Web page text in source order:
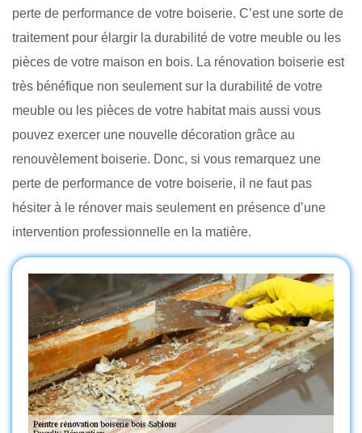
perte de performance de votre boiserie. C’est une sorte de
traitement pour élargir la durabilité de votre meuble ou les
pièces de votre maison en bois. La rénovation boiserie est
très bénéfique non seulement sur la durabilité de votre
meuble ou les pièces de votre habitat mais aussi vous
pouvez exercer une nouvelle décoration grâce au
renouvèlement boiserie. Donc, si vous remarquez une
perte de performance de votre boiserie, il ne faut pas
hésiter à le rénover mais seulement en présence d’une
intervention professionnelle en la matière.